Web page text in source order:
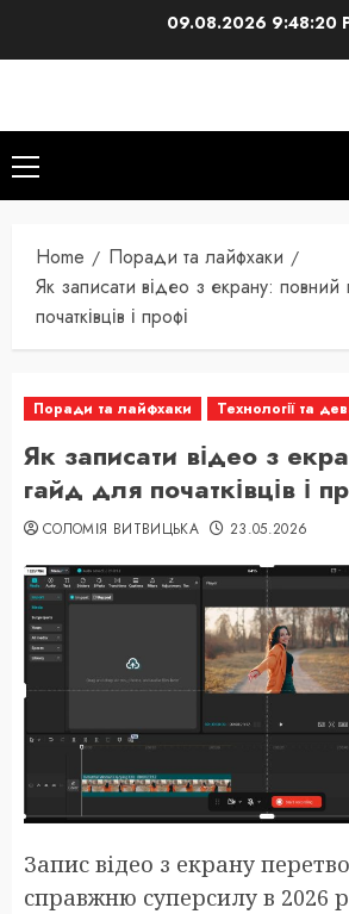
09.08.2026 9:48:22
Primary
Menu
Home
Поради та лайфхаки
Як записати відео з екрану:
початківців і профі
Поради та лайфхаки Технології та
Як записати відео з
гайд для початківців і
СОЛОМІЯ ВИТВИЦЬКА 23.05.2026
Запис відео з екрану
справжню суперсилу в 2026